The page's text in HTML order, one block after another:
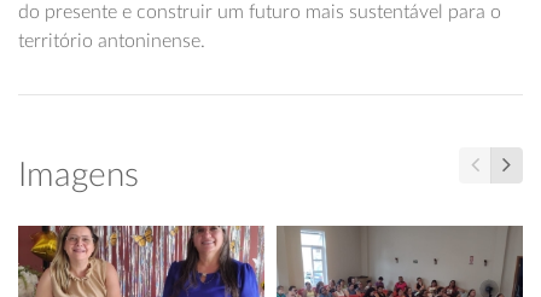
do presente e construir um futuro mais sustentável para o
território antoninense.
Imagens